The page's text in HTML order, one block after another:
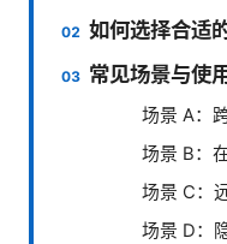
如何选择合适
常见场景与使
场景 A：
场景 B：
场景 C：
场景 D：